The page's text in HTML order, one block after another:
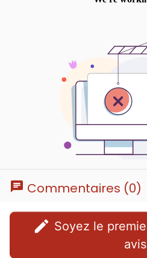
chat Commentaires (0)
edit
avis